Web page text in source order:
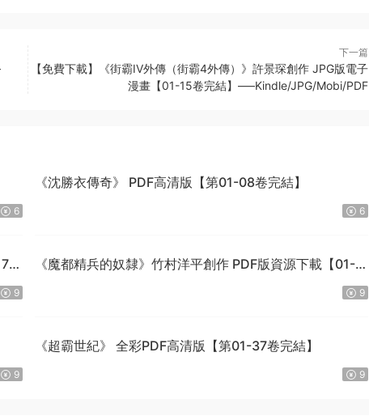
下一篇
【免費下載】《街霸IV外傳（街霸4外傳）》許景琛創作 JPG版電子
漫畫【01-15卷完結】—–Kindle/JPG/Mobi/PDF
6
《沈勝衣傳奇》 PDF高清版【第01-08卷完結】
6
9
《魔都精兵的奴隸》竹村洋平創作 PDF版資源下載【01-
9
9
《超霸世紀》 全彩PDF高清版【第01-37卷完結】
9